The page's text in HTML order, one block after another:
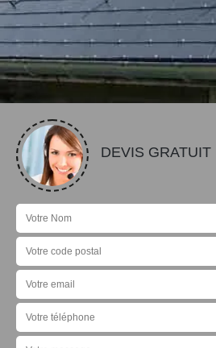
DEVIS GRATUIT